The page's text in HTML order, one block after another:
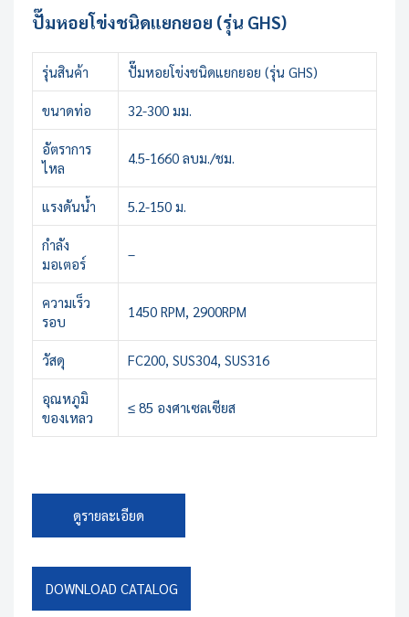
ปั๊มหอยโข่งชนิดแยกยอย (รุ่น GHS)
รุ่นสินค้า ปั๊มหอยโข่งชนิดแยกยอย (รุ่น GHS)
ขนาดท่อ 32-300 มม.
อัตราการ
ไหล
4.5-1660 ลบม./ชม.
แรงดันน้ำ 5.2-150 ม.
กำลัง
มอเตอร์
–
ความเร็ว
รอบ
1450 RPM, 2900RPM
วัสดุ FC200, SUS304, SUS316
อุณหภูมิ
ของเหลว
≤ 85 องศาเซลเซียส
ดูรายละเอียด
DOWNLOAD CATALOG